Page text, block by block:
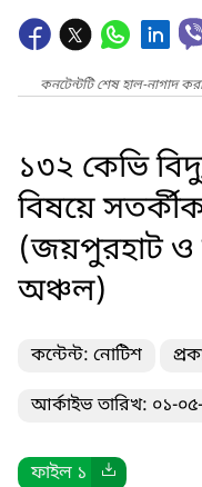
কনটেন্টটি শেষ হাল-নাগাদ
১৩২ কেভি
বিষয়ে
(জয়পুরহাট ও
অঞ্চল)
কন্টেন্ট: নোটিশ
আর্কাইভ তারিখ: ০১-
ফাইল ১